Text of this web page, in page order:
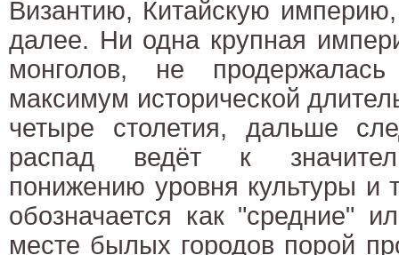
Византию, Китайскую
далее. Ни одна крупная
монголов, не
максимум исторической
четыре столетия, дальше
распад ведёт к
понижению уровня культуры и
обозначается как "средние"
месте былых городов порой